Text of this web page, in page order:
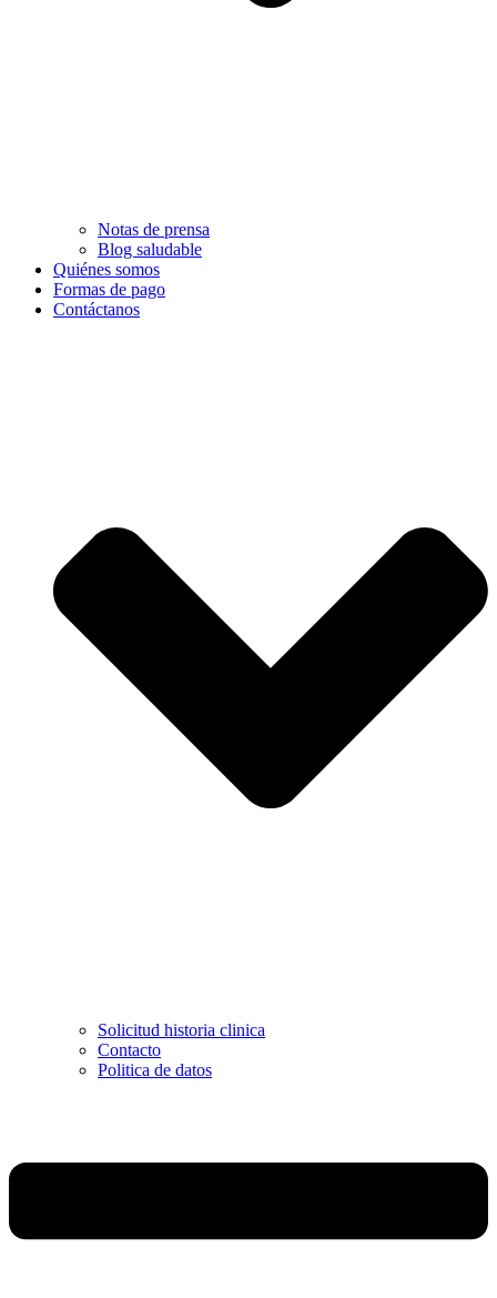
Notas de prensa
Blog saludable
Quiénes somos
Formas de pago
Contáctanos
Solicitud historia clinica
Contacto
Politica de datos